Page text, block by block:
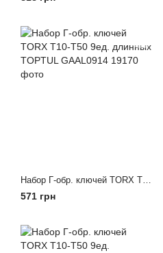
Набор Г-обр. ключей TORX T10-T50 9ед. длинных TOPTUL GAAL0914
571 грн